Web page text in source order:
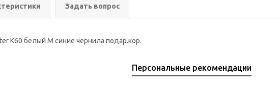
Задать вопрос
K60 белый M синие чернила подар.кор.
Персональные рекомендации